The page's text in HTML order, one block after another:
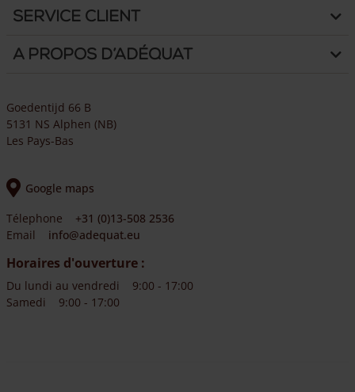
Service client
A propos d’Adéquat
Goedentijd 66 B
5131 NS Alphen (NB)
Les Pays-Bas
Google maps
Télephone
+31 (0)13-508 2536
Email
info@adequat.eu
Horaires d'ouverture :
Du lundi au vendredi
9:00 - 17:00
Samedi
9:00 - 17:00